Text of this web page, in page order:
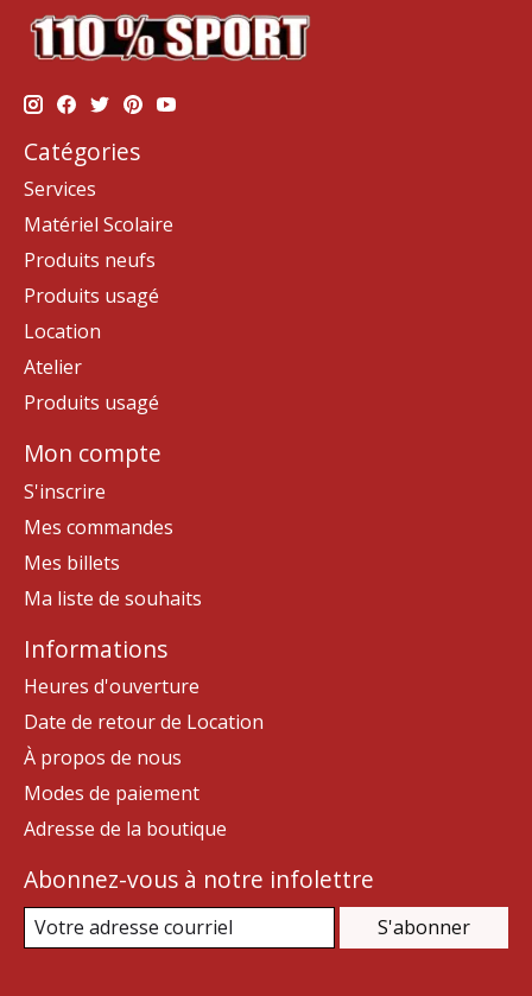
Catégories
Services
Matériel Scolaire
Produits neufs
Produits usagé
Location
Atelier
Produits usagé
Mon compte
S'inscrire
Mes commandes
Mes billets
Ma liste de souhaits
Informations
Heures d'ouverture
Date de retour de Location
À propos de nous
Modes de paiement
Adresse de la boutique
Abonnez-vous à notre infolettre
S'abonner